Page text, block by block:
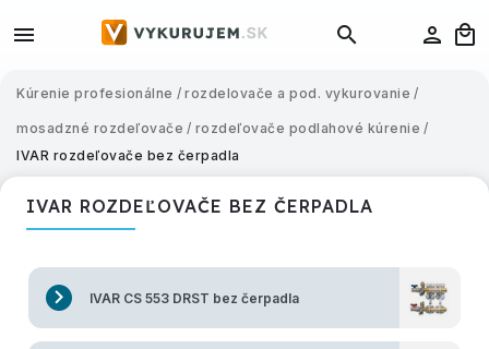
Kúrenie profesionálne / rozdelovače a pod. vykurovanie /
mosadzné rozdeľovače / rozdeľovače podlahové kúrenie /
IVAR rozdeľovače bez čerpadla
IVAR ROZDEĽOVAČE BEZ ČERPADLA
IVAR CS 553 DRST bez čerpadla